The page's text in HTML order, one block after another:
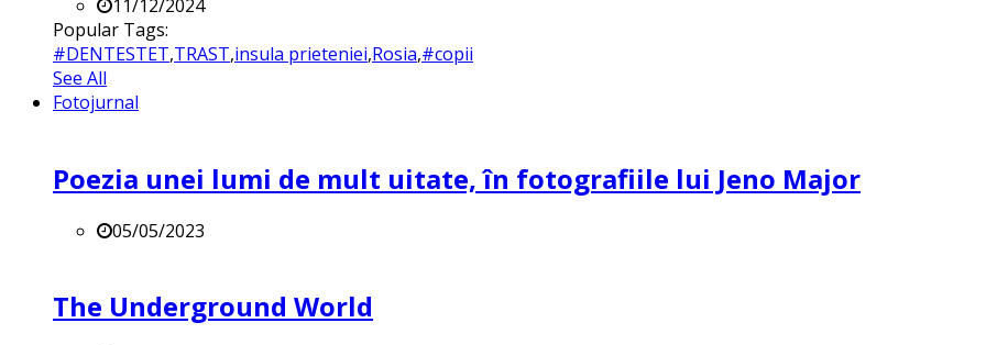
11/12/2024
Popular Tags:
#DENTESTET,TRAST,insula prieteniei,Rosia,#copii
See All
Fotojurnal
Poezia unei lumi de mult uitate, în fotografiile lui Jeno Major
05/05/2023
The Underground World